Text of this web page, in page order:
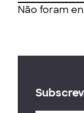
Não foram